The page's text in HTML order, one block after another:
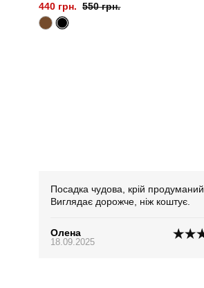
440 грн. 550 грн.
Посадка чудова, крій продуманий.
Виглядає дорожче, ніж коштує.
Олена
18.09.2025